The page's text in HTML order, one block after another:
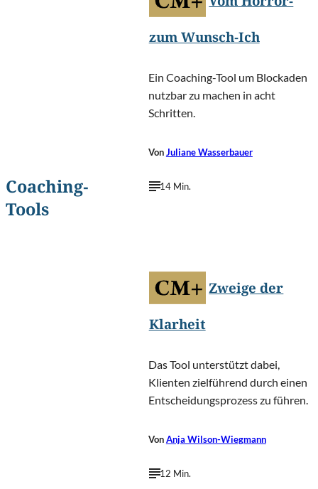
Coaching-
Tools
zum Wunsch-Ich
Ein Coaching-Tool um Blockaden
nutzbar zu machen in acht
Schritten.
VonJuliane Wasserbauer
14 Min.
Zweige der
Klarheit
Das Tool unterstützt dabei,
Klienten zielführend durch einen
Entscheidungsprozess zu führen.
VonAnja Wilson-Wiegmann
12 Min.